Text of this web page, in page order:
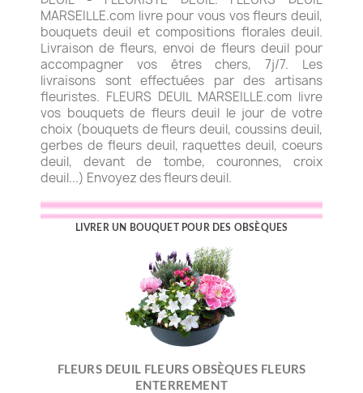
MARSEILLE.com livre pour vous vos fleurs deuil,
bouquets deuil et compositions florales deuil.
Livraison de fleurs, envoi de fleurs deuil pour
accompagner vos êtres chers, 7j/7. Les
livraisons sont effectuées par des artisans
fleuristes. FLEURS DEUIL MARSEILLE.com livre
vos bouquets de fleurs deuil le jour de votre
choix (bouquets de fleurs deuil, coussins deuil,
gerbes de fleurs deuil, raquettes deuil, coeurs
deuil, devant de tombe, couronnes, croix
deuil...) Envoyez des fleurs deuil.
LIVRER UN BOUQUET POUR DES OBSÈQUES
FLEURS DEUIL FLEURS OBSÈQUES FLEURS
ENTERREMENT